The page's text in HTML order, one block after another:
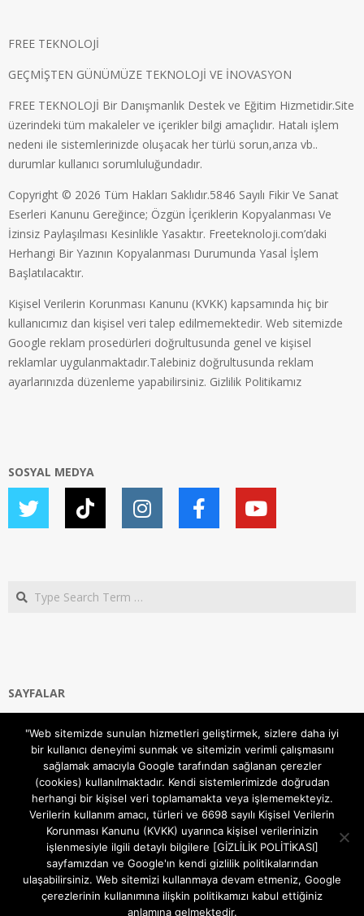
FREE TEKNOLOJİ
GEÇMİŞTEN GÜNÜMÜZE TEKNOLOJİ VE İNOVASYON
FREE TEKNOLOJİ Bir Danışmanlık Destek ve Eğitim Hizmetidir.Site
üzerindeki tüm makaleler ve içerikler bilgi amaçlıdır. Hatalı işlem
nedeni ile sistemlerinizde oluşacak her türlü sorun,arıza vb..
durumlar kullanıcı sorumluluğundadır.
Copyright © 2026 Tüm Hakları Saklıdır.5846 Sayılı Fikir Ve Sanat
Eserleri Kanunu Gereğince; Özgün İçeriklerin Kopyalanması Ve
İzinsiz Paylaşılması Kesinlikle Yasaktır. Freeteknoloji.com’daki
Herhangi Bir Yazının Kopyalanması Durumunda Yasal İşlem
Başlatılacaktır.
Kişisel Verilerin Korunması Kanunu (KVKK) kapsamında hiç bir
kullanıcımız dan kişisel veri talep edilmemektedir. Web sitemizde
Google reklam prosedürleri doğrultusunda genel ve kişisel
reklamlar uygulanmaktadır.Talebiniz doğrultusunda reklam
ayarlarınızda düzenleme yapabilirsiniz. Gizlilik Politikamız
SOSYAL MEDYA
Search
SAYFALAR
Gizlilik ve Çerezler (Cookies) Politikası
Hakkımızda
İletişim Kanalları
MODEM KURULUM
TEKNİK DESTEK
TELEVİZYON SİSTEMLERİ
"Web sitemizde sunulan hizmetleri geliştirmek, sizlere daha iyi
bir kullanıcı deneyimi sunmak ve sitemizin verimli çalışmasını
sağlamak amacıyla Google tarafından sağlanan çerezler
(cookies) kullanılmaktadır. Kendi sistemlerimizde doğrudan
herhangi bir kişisel veri toplamamakta veya işlememekteyiz.
Verilerin kullanım amacı, türleri ve 6698 sayılı Kişisel Verilerin
Korunması Kanunu (KVKK) uyarınca kişisel verilerinizin
işlenmesiyle ilgili detaylı bilgilere [GİZLİLİK POLİTİKASI]
sayfamızdan ve Google'ın kendi gizlilik politikalarından
ulaşabilirsiniz. Web sitemizi kullanmaya devam etmeniz, Google
çerezlerinin kullanımına ilişkin politikamızı kabul ettiğiniz
anlamına gelmektedir.